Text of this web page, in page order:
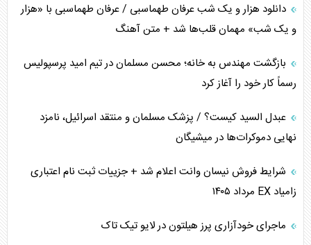
اوکراین بازوی مخرب آمریکا در غرب آسیا
اهمیت راهبردی اردن برای آمریکا
پیام، ظرفیت بالفعل‌نشده تجارت ایران
همسویی عربستان با سنتکام علیه متحدان ایران
ترامپ و توهم خلع سلاح حماس
چرا کویت به دنبال شریک امنیتی جدید است؟
اعتراف غرب به قدرت ایران در تثبیت معادلات
دانلود هزار و یک شب عرفان طهماسبی / عرفان طهماسبی با «هزار
و یک شب» مهمان قلب‌ها شد + متن آهنگ
بازگشت مهندس به خانه؛ محسن مسلمان در تیم امید پرسپولیس
رسماً کار خود را آغاز کرد
عبدل السید کیست؟ / پزشک مسلمان و منتقد اسرائیل، نامزد
نهایی دموکرات‌ها در میشیگان
شرایط فروش نیسان وانت اعلام شد + جزییات ثبت نام اعتباری
زامیاد EX مرداد ۱۴۰۵
ماجرای خودآزاری پرز هیلتون در لایو تیک تاک